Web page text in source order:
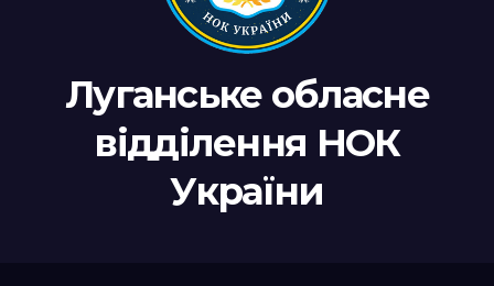
Луганське обласне
відділення НОК
України